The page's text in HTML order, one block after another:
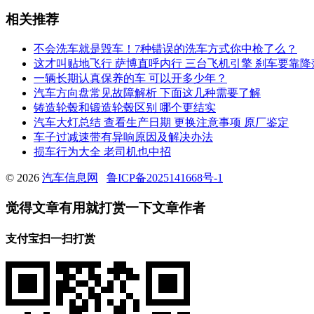
相关推荐
不会洗车就是毁车！7种错误的洗车方式你中枪了么？
这才叫贴地飞行 萨博直呼内行 三台飞机引擎 刹车要靠降
一辆长期认真保养的车 可以开多少年？
汽车方向盘常见故障解析 下面这几种需要了解
铸造轮毂和锻造轮毂区别 哪个更结实
汽车大灯总结 查看生产日期 更换注意事项 原厂鉴定
车子过减速带有异响原因及解决办法
损车行为大全 老司机也中招
© 2026 汽车信息网 鲁ICP备2025141668号-1
觉得文章有用就打赏一下文章作者
支付宝扫一扫打赏